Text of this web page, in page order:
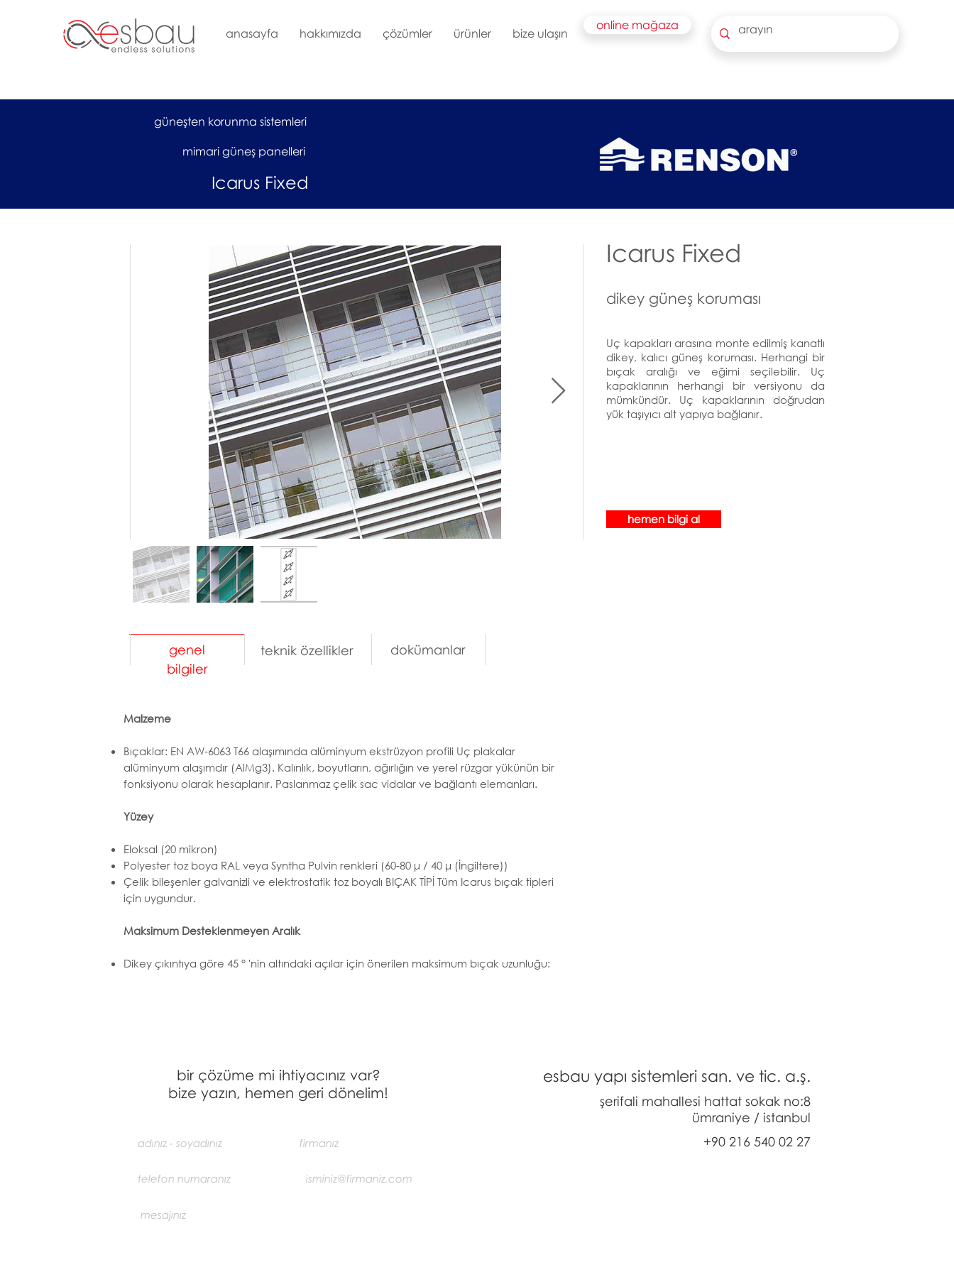
anasayfa hakkımızda çözümler ürünler bize ulaşın
online mağaza
güneşten korunma sistemleri
mimari güneş panelleri
Icarus Fixed
Icarus Fixed
dikey güneş koruması
Uç kapakları arasına monte edilmiş kanatlı
dikey, kalıcı güneş koruması. Herhangi bir
bıçak aralığı ve eğimi seçilebilir. Uç
kapaklarının herhangi bir versiyonu da
mümkündür. Uç kapaklarının doğrudan
yük taşıyıcı alt yapıya bağlanır.
hemen bilgi al
genel
bilgiler
teknik özellikler dokümanlar
Malzeme
Bıçaklar: EN AW-6063 T66 alaşımında alüminyum ekstrüzyon profili Uç plakalar
alüminyum alaşımdır (AlMg3). Kalınlık, boyutların, ağırlığın ve yerel rüzgar yükünün bir
fonksiyonu olarak hesaplanır. Paslanmaz çelik sac vidalar ve bağlantı elemanları.
Yüzey
Eloksal (20 mikron)
Polyester toz boya RAL veya Syntha Pulvin renkleri (60-80 μ / 40 μ (İngiltere))
Çelik bileşenler galvanizli ve elektrostatik toz boyalı BIÇAK TİPİ Tüm Icarus bıçak tipleri
için uygundur.
Maksimum Desteklenmeyen Aralık
Dikey çıkıntıya göre 45 ° 'nin altındaki açılar için önerilen maksimum bıçak uzunluğu:
bir çözüme mi ihtiyacınız var?
bize yazın, hemen geri dönelim!
esbau yapı sistemleri san. ve tic. a.ş.
şerifali mahallesi hattat sokak no:8
ümraniye / istanbul
+90 216 540 02 27